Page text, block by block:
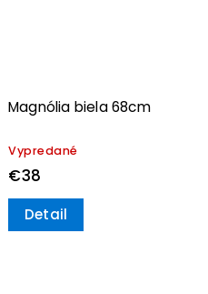
Magnólia biela 68cm
Vypredané
€38
Detail